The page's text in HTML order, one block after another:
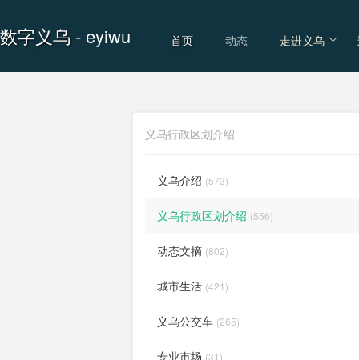
数字义乌 - eyiwu 首页 动态 走进义乌
义乌行政区划介绍
义乌介绍 (573)
义乌行政区划介绍 (556)
动态文摘 (802)
城市生活 (421)
义乌公交车 (265)
专业市场 (31)